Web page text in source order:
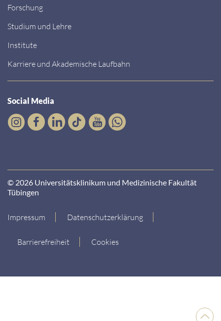
Nach
Forschung
Studium und Lehre
Institute
Karriere und Akademische Laufbahn
Social Media
© 2026 Universitätsklinikum und Medizinische Fakultät
Tübingen
Impressum Datenschutzerklärung
Barrierefreiheit Cookies